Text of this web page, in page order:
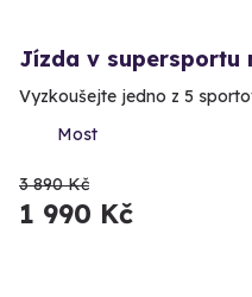
Jízda v supersportu
Vyzkoušejte jedno z 5
Most
3 890 Kč
1 990 Kč